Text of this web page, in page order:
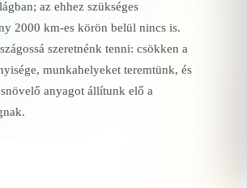
az ehhez szükséges
2000 km‑es körön belül nincs is.
szeretnénk tenni: csökken a
munkahelyeket teremtünk, és
anyagot állítunk elő a